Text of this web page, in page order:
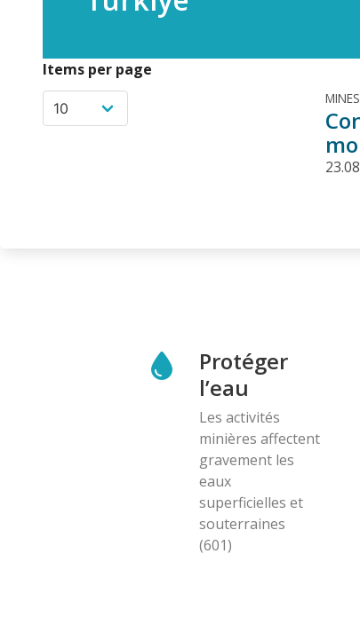
Items per page
Protéger
l’eau
Les activités
minières affectent
gravement les
eaux
superficielles et
souterraines
(601)